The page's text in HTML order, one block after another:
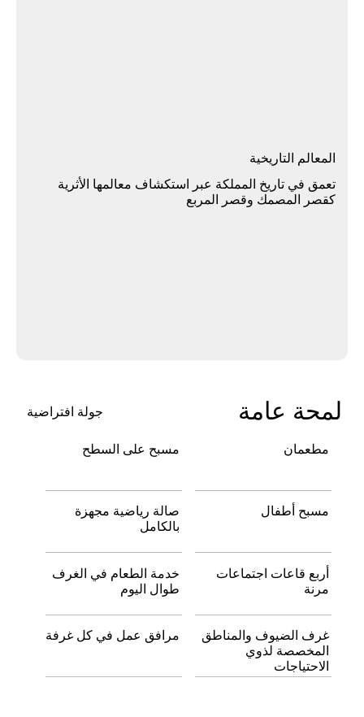
المعالم التاريخية
تعمق في تاريخ المملكة عبر استكشاف معالمها الأثرية
كقصر المصمك وقصر المربع
لمحة عامة جولة افتراضية
ﻣﻄﻌﻤﺎن ﻣﺴﺒﺢ ﻋﻠﻰ اﻟﺴﻄﺢ
ﻣﺴﺒﺢ أطفال
ﺻﺎﻟﺔ رﻳﺎﺿﻴﺔ ﻣﺠﻬﺰة
ﺑﺎﻟﻜﺎﻣﻞ
أرﺑﻊ ﻗﺎﻋﺎت اﺟﺘﻤﺎﻋﺎت
ﻣﺮﻧﺔ
ﺧﺪﻣﺔ اﻟﻄﻌﺎم ﻓﻲ اﻟﻐﺮف
ﻃﻮال اﻟﻴﻮم
ﻏﺮف اﻟﻀﻴﻮف واﻟﻤﻨﺎﻃﻖ
اﻟﻤﺨﺼﺼﺔ ﻟﺬوي
الاﺣﺘﻴﺎﺟﺎت
ﻣﺮاﻓﻖ ﻋﻤﻞ ﻓﻲ ﻛﻞ ﻏﺮﻓﺔ